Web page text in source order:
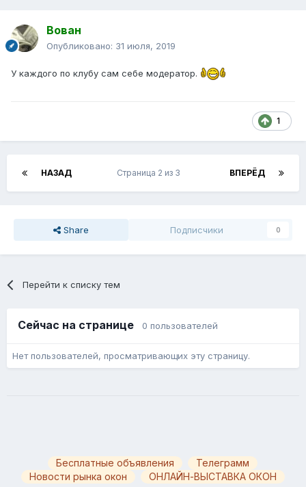
Вован
Опубликовано: 31 июля, 2019
У каждого по клубу сам себе модератор.
1
НАЗАД ВПЕРЁД
Страница 2 из 3
Share Подписчики 0
Перейти к списку тем
Сейчас на странице 0 пользователей
Нет пользователей, просматривающих эту страницу.
Бесплатные объявления
Телеграмм
Новости рынка окон
ОНЛАЙН-ВЫСТАВКА ОКОН